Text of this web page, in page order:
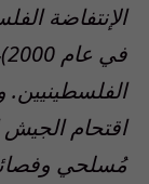
الإنتفاضة
اقتحام الجيش
مُسلحي